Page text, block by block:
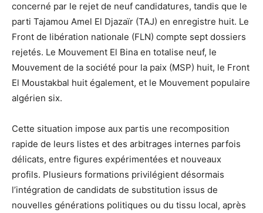
concerné par le rejet de neuf candidatures, tandis que le
parti Tajamou Amel El Djazaïr (TAJ) en enregistre huit. Le
Front de libération nationale (FLN) compte sept dossiers
rejetés. Le Mouvement El Bina en totalise neuf, le
Mouvement de la société pour la paix (MSP) huit, le Front
El Moustakbal huit également, et le Mouvement populaire
algérien six.
Cette situation impose aux partis une recomposition
rapide de leurs listes et des arbitrages internes parfois
délicats, entre figures expérimentées et nouveaux
profils. Plusieurs formations privilégient désormais
l’intégration de candidats de substitution issus de
nouvelles générations politiques ou du tissu local, après